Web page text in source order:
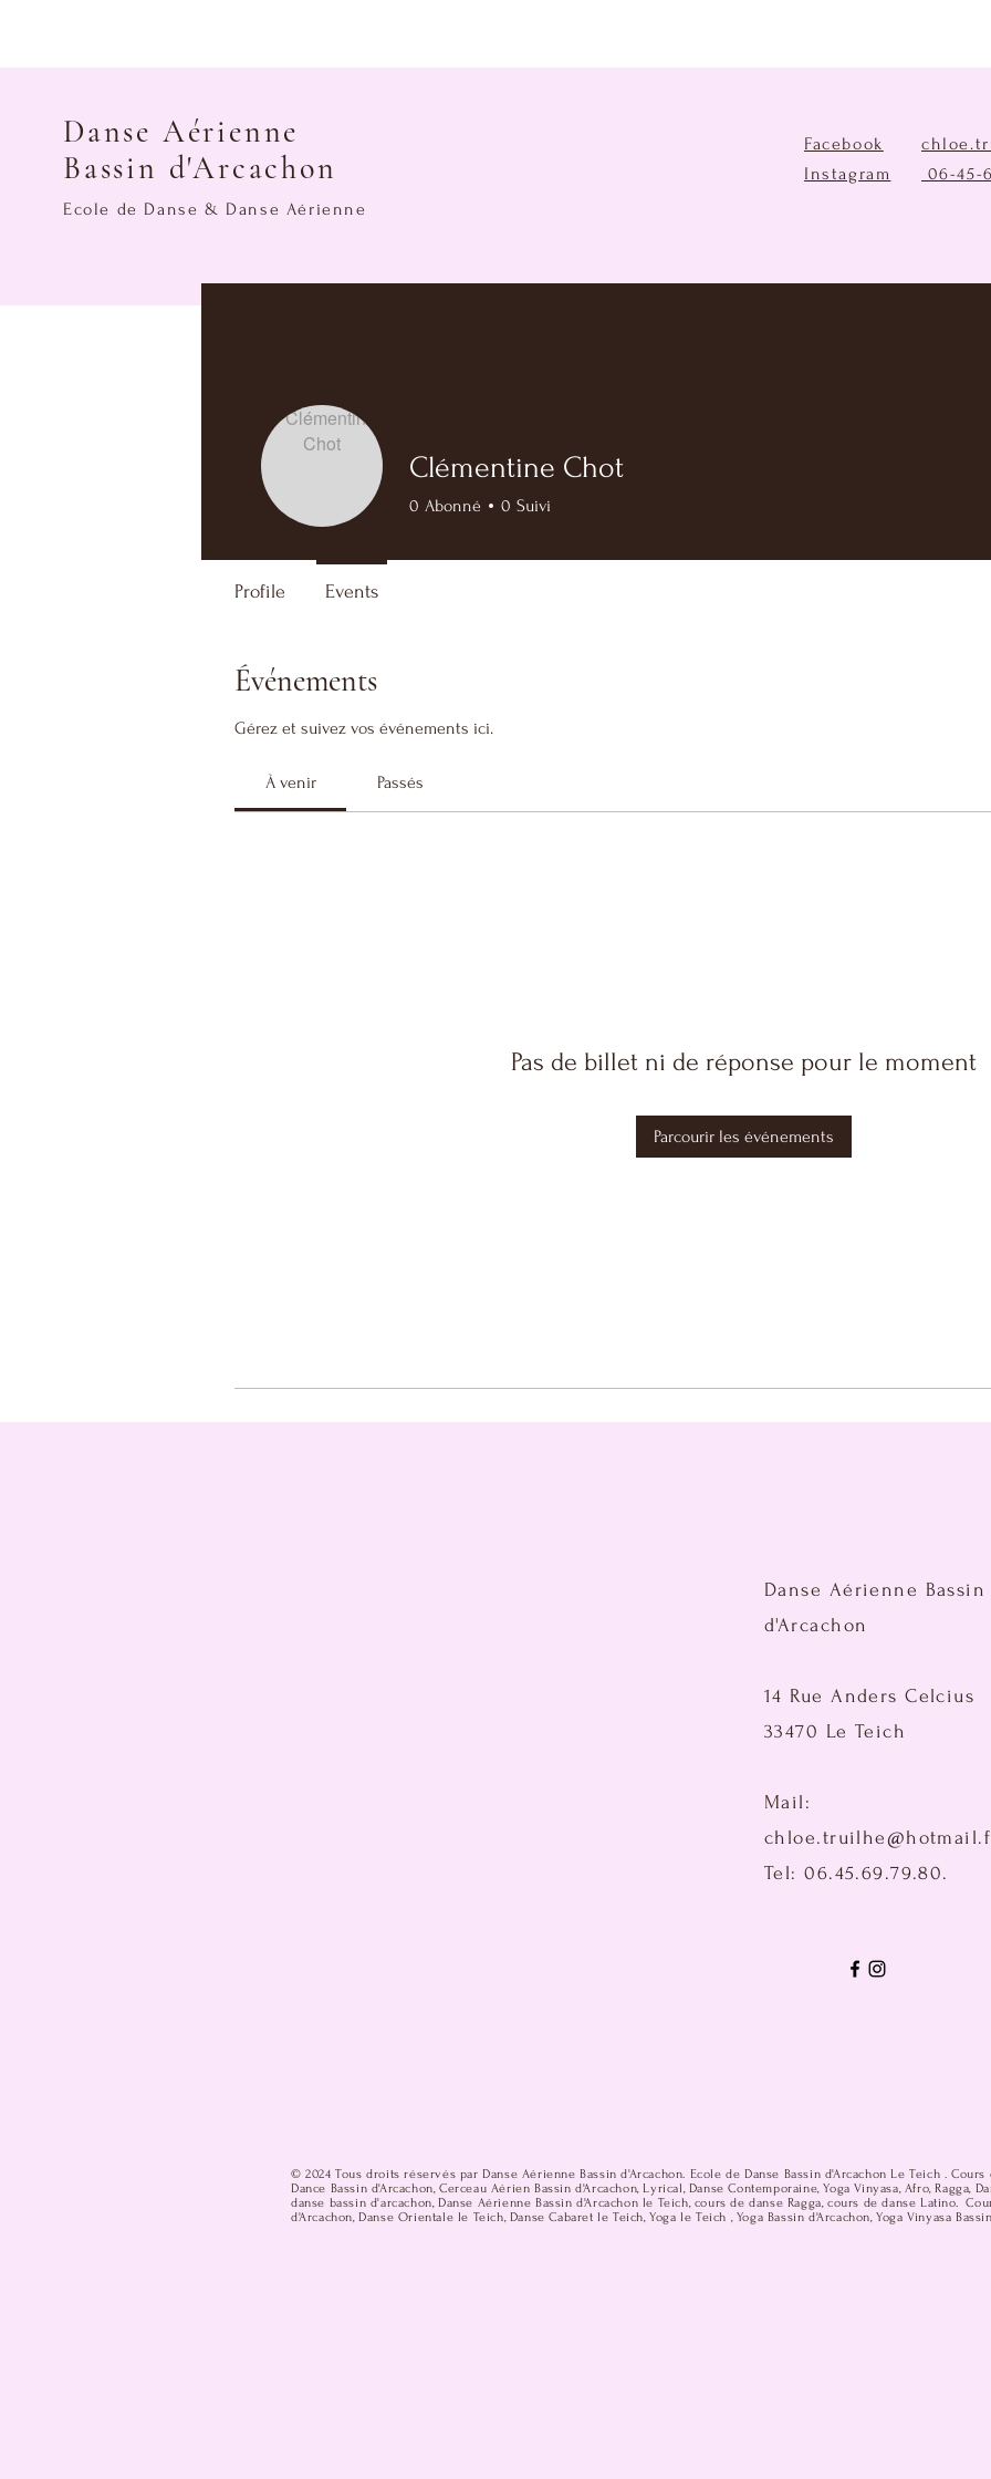
Danse Aérienne
Bassin d'Arcachon
Ecole de Danse & Danse Aérienne
Facebook
Instagram
06-45-
Événements
Gérez et suivez vos événements ici.
À venir Passés
Pas de billet ni de réponse pour le moment
Parcourir les événements
Clémentine Chot
0 Abonné 0 Suivi
Profile Events
Danse Aérienne Bassin
d'Arcachon
14 Rue Anders Celcius
33470 Le Teich
Mail:
Tel: 06.45.69.79.80.
© 2024 Tous droits réservés par Danse Aérienne Bassin d'Arcachon. Ecole de Danse Bassin d'Arcachon Le Teich . Cours
Dance Bassin d'Arcachon, Cerceau Aérien Bassin d'Arcachon, Lyrical, Danse Contemporaine, Yoga Vinyasa, Afro, Ragga,
danse bassin d'arcachon, Danse Aérienne Bassin d'Arcachon le Teich, cours de danse Ragga, cours de danse Latino.
d'Arcachon, Danse Orientale le Teich, Danse Cabaret le Teich, Yoga le Teich , Yoga Bassin d'Arcachon, Yoga Vinyasa